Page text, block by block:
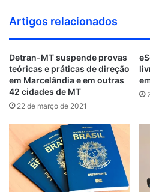
e
i
t
e
a
b
o
o
k
w
t
e
i
e
d
k
r
u
e
r
e
Artigos relacionados
Detran-MT suspende provas
teóricas e práticas de direção
em Marcelândia e em outras
42 cidades de MT
22 de março de 2021